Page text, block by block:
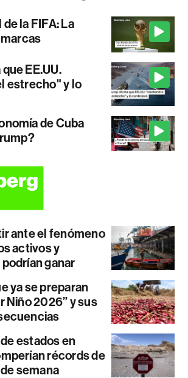
la FIFA: La
EE.UU.
estrecho" y lo
de Cuba
ante el fenómeno
activos y
ganar
ya se preparan
Niño 2026” y sus
estados en
récords de
semana